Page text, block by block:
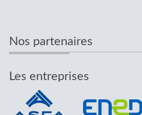
Nos partenaires
Les entreprises